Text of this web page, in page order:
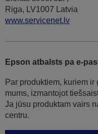
Riga, LV1007 Latvia
www.servicenet.lv
Epson atbalsts pa e-
Par produktiem, kuriem
mums, izmantojot
Ja jūsu produktam vairs
centru.